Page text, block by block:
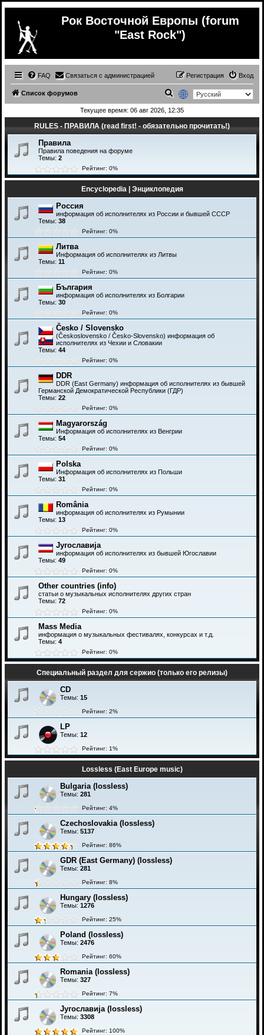
Рок Восточной Европы (forum
"East Rock")
FAQ Связаться с администрацией Вход
Регистрация
Список форумов
о
с
Текущее время: 06 авг 2026, 12:35
RULES - ПРАВИЛА (read first! - обязательно прочитать!)
Правила
Правила поведения на форуме
Темы: 2
Рейтинг: 0%
Encyclopedia | Энциклопедия
Россия
информация об исполнителях из России и бывшей СССР
Темы: 38
Рейтинг: 0%
Литва
Информация об исполнителях из Литвы
Темы: 11
Рейтинг: 0%
България
информация об исполнителях из Болгарии
Темы: 30
Рейтинг: 0%
Česko / Slovensko
(Československo / Česko-Slovensko) информация об
исполнителях из Чехии и Словакии
Темы: 44
Рейтинг: 0%
DDR
DDR (East Germany) информация об исполнителях из бывшей
Германской Демократической Республики (ГДР)
Темы: 22
Рейтинг: 0%
Magyarország
Информация об исполнителях из Венгрии
Темы: 54
Рейтинг: 0%
Polska
Информация об исполнителях из Польши
Темы: 31
Рейтинг: 0%
România
информация об исполнителях из Румынии
Темы: 13
Рейтинг: 0%
Југославија
информация об исполнителях из бывшей Югославии
Темы: 49
Рейтинг: 0%
Other countries (info)
статьи о музыкальных исполнителях других стран
Темы: 72
Рейтинг: 0%
Mass Media
информация о музыкальных фестивалях, конкурсах и т.д.
Темы: 4
Рейтинг: 0%
Специальный раздел для сержио (только его релизы)
CD
Темы: 15
Рейтинг: 2%
LP
Темы: 12
Рейтинг: 1%
Lossless (East Europe music)
Bulgaria (lossless)
Темы: 281
Рейтинг: 4%
Czechoslovakia (lossless)
Темы: 5137
Рейтинг: 86%
GDR (East Germany) (lossless)
Темы: 281
Рейтинг: 8%
Hungary (lossless)
Темы: 1276
Рейтинг: 25%
Poland (lossless)
Темы: 2476
Рейтинг: 60%
Romania (lossless)
Темы: 327
Рейтинг: 7%
Југославија (lossless)
Темы: 3308
Рейтинг: 100%